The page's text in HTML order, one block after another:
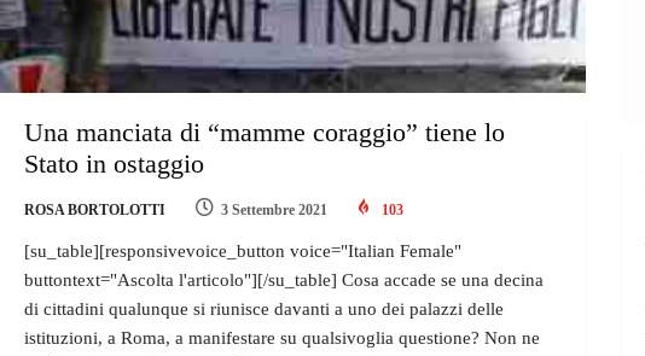
Una manciata di “mamme coraggio” tiene lo
Stato in ostaggio
ROSA BORTOLOTTI 3 Settembre 2021 103
[su_table][responsivevoice_button voice="Italian Female"
buttontext="Ascolta l'articolo"][/su_table] Cosa accade se una decina
di cittadini qualunque si riunisce davanti a uno dei palazzi delle
istituzioni, a Roma, a manifestare su qualsivoglia questione? Non ne